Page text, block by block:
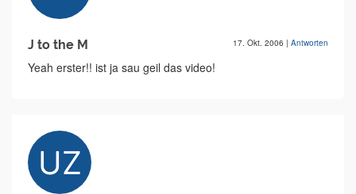
J to the M 17. Okt. 2006 | Antworten
Yeah erster!! ist ja sau geil das video!